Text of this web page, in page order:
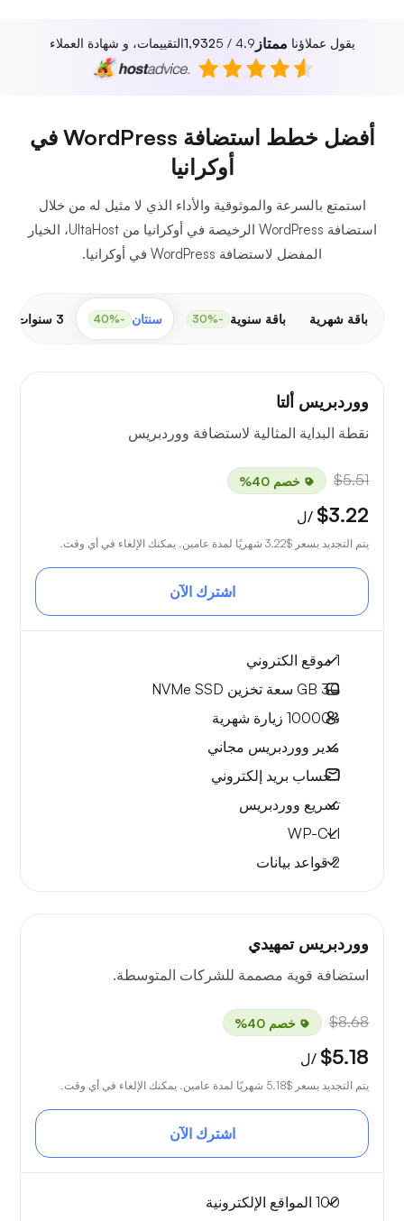
يقول عملاؤنا ممتاز 4.9 / 5
1,932التقييمات، و شهادة العملاء
أفضل خطط استضافة WordPress في
أوكرانيا
استمتع بالسرعة والموثوقية والأداء الذي لا مثيل له من خلال
استضافة WordPress الرخيصة في أوكرانيا من UltaHost، الخيار
المفضل لاستضافة WordPress في أوكرانيا.
باقة شهرية باقة سنوية -30% سنتان -40% 3 سنوات
ووردبريس ألتا
نقطة البداية المثالية لاستضافة ووردبريس
$5.51 خصم 40%
$3.22 /ل
يتم التجديد بسعر $3.22 شهريًا لمدة عامين. يمكنك الإلغاء في أي وقت.
اشترك الآن
1 موقع الكتروني
30 GB
سعة تخزين NVMe SSD
~10000
زيارة شهرية
مدير ووردبريس مجاني
1حساب بريد إلكتروني
تسريع ووردبريس
WP-CLI
2 قواعد بيانات
ووردبريس تمهيدي
استضافة قوية مصممة للشركات المتوسطة.
$8.68 خصم 40%
$5.18 /ل
يتم التجديد بسعر $5.18 شهريًا لمدة عامين. يمكنك الإلغاء في أي وقت.
اشترك الآن
100 المواقع الإلكترونية